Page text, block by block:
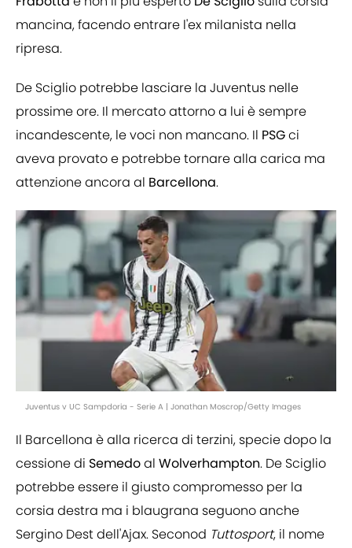
mancina, facendo entrare l'ex milanista nella
ripresa.
De Sciglio potrebbe lasciare la Juventus nelle
prossime ore. Il mercato attorno a lui è sempre
incandescente, le voci non mancano. Il PSGci
aveva provato e potrebbe tornare alla carica ma
attenzione ancora al Barcellona.
Juventus v UC Sampdoria - Serie A | Jonathan Moscrop/Getty Images
Il Barcellona è alla ricerca di terzini, specie dopo la
cessione di Semedoal Wolverhampton. De Sciglio
potrebbe essere il giusto compromesso per la
corsia destra ma i blaugrana seguono anche
Sergino Dest dell'Ajax. Seconod Tuttosport, il nome